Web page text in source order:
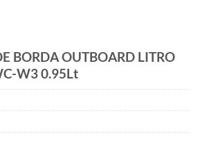
BORDA OUTBOARD LITRO
W3 0.95Lt